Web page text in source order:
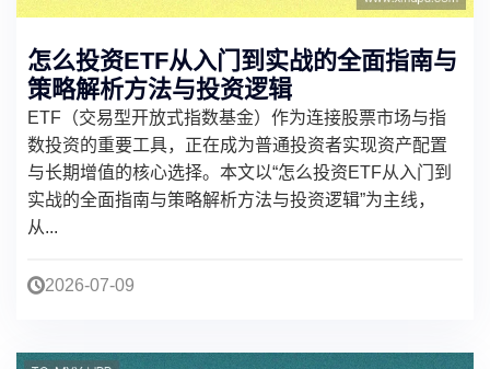
怎么投资ETF从入门到实战的全面指南与
策略解析方法与投资逻辑
ETF（交易型开放式指数基金）作为连接股票市场与指
数投资的重要工具，正在成为普通投资者实现资产配置
与长期增值的核心选择。本文以“怎么投资ETF从入门到
实战的全面指南与策略解析方法与投资逻辑”为主线，
从...
2026-07-09